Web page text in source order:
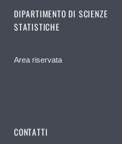
DIPARTIMENTO DI SCIENZE
STATISTICHE
Area riservata
CONTATTI